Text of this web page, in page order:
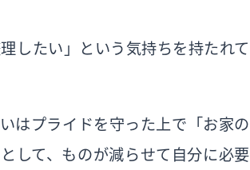
したい」という気持ちを持たれて
はプライドを守った上で「お家の
して、ものが減らせて自分に必要